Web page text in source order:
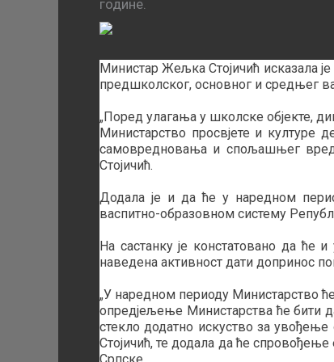
године.
Министар Жељка Стојичић исказала
предшколског, основног и средњег
„Поред улагања у школске објекте,
Министарство просвјете и културе
самовредновања и спољашњег
Стојичић.
Додала је и да ће у наредном
васпитно-образовном систему
На састанку је констатовано да ће
наведена активност дати допринос
„У наредном периоду Министарство
опредјељење Министарства ће бити
стекло додатно искуство за
Стојичић, те додала да ће